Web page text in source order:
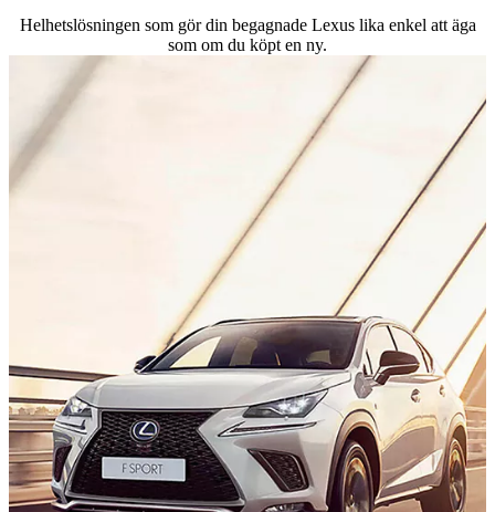
Helhetslösningen som gör din begagnade Lexus lika enkel att äga
som om du köpt en ny.